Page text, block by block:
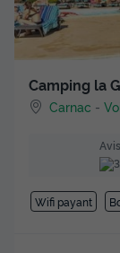
Camping la
Carnac -
Wifi payant